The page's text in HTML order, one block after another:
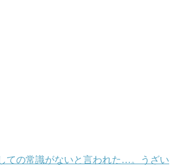
ての常識がないと言われた…。うざい